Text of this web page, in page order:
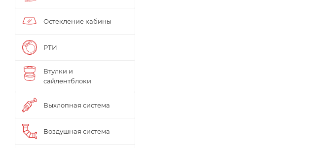
Остекление кабины
РТИ
Втулки и
сайлентблоки
Выхлопная система
Воздушная система